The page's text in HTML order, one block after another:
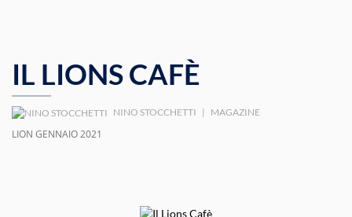
IL LIONS CAFÈ
NINO STOCCHETTI | MAGAZINE
LION GENNAIO 2021